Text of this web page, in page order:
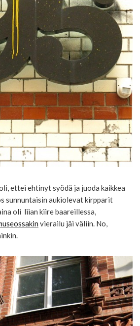
ettei ehtinyt syödä ja juoda kaikkea
sunnuntaisin aukiolevat kirpparit
oli liian kiire baareillessa,
vierailu jäi väliin. No,